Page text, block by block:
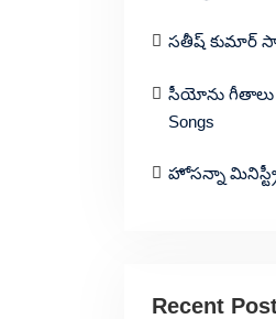
సతీష్ కుమార్
సీయోను గీతాలు –
Songs
హోసన్నా
Recent